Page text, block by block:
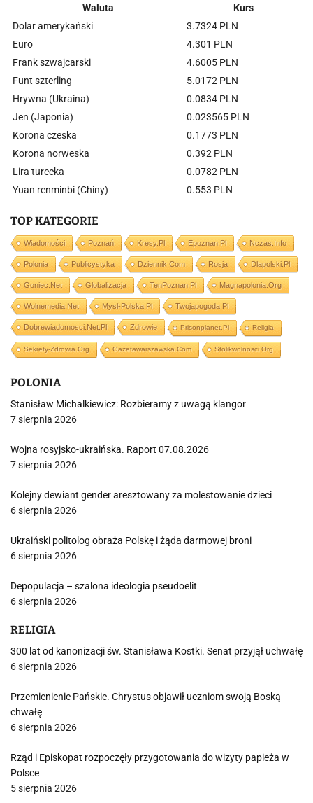
Waluta
Kurs
Dolar amerykański
3.7324 PLN
Euro
4.301 PLN
Frank szwajcarski
4.6005 PLN
Funt szterling
5.0172 PLN
Hrywna (Ukraina)
0.0834 PLN
Jen (Japonia)
0.023565 PLN
Korona czeska
0.1773 PLN
Korona norweska
0.392 PLN
Lira turecka
0.0782 PLN
Yuan renminbi (Chiny)
0.553 PLN
TOP KATEGORIE
Wiadomości Poznań Kresy.pl Epoznan.pl Nczas.info
Polonia Publicystyka Dziennik.com Rosja Dlapolski.pl
Goniec.net Globalizacja TenPoznan.pl Magnapolonia.org
Wolnemedia.net Mysl-Polska.pl Twojapogoda.pl
Dobrewiadomosci.net.pl Zdrowie Prisonplanet.pl Religia
Sekrety-Zdrowia.org Gazetawarszawska.com Stolikwolnosci.org
POLONIA
Stanisław Michalkiewicz: Rozbieramy z uwagą klangor
7 sierpnia 2026
Wojna rosyjsko-ukraińska. Raport 07.08.2026
7 sierpnia 2026
Kolejny dewiant gender aresztowany za molestowanie dzieci
6 sierpnia 2026
Ukraiński politolog obraża Polskę i żąda darmowej broni
6 sierpnia 2026
Depopulacja – szalona ideologia pseudoelit
6 sierpnia 2026
RELIGIA
300 lat od kanonizacji św. Stanisława Kostki. Senat przyjął uchwałę
6 sierpnia 2026
Przemienienie Pańskie. Chrystus objawił uczniom swoją Boską
chwałę
6 sierpnia 2026
Rząd i Episkopat rozpoczęły przygotowania do wizyty papieża w
Polsce
5 sierpnia 2026